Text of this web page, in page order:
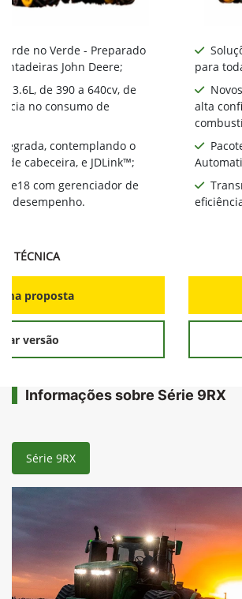
no Verde - Preparado
John Deere;
13.6L, de 390 a 640cv, de
no consumo de
contemplando o
de cabeceira, e JDLink™;
e18 com gerenciador de
desempenho.
TÉCNICA
proposta
versão
para
alta
Informações sobre Série 9RX
Série 9RX